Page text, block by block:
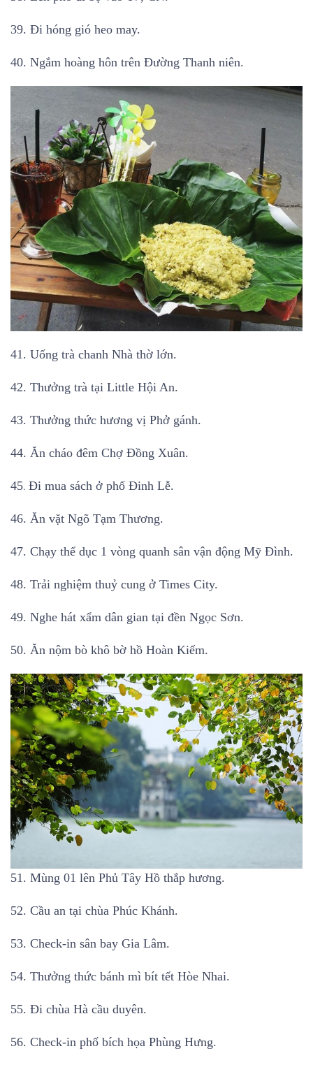
39. Đi hóng gió heo may.
40. Ngắm hoàng hôn trên Đường Thanh niên.
41. Uống trà chanh Nhà thờ lớn.
42. Thưởng trà tại Little Hội An.
43. Thưởng thức hương vị Phở gánh.
44. Ăn cháo đêm Chợ Đồng Xuân.
45. Đi mua sách ở phố Đinh Lễ.
46. Ăn vặt Ngõ Tạm Thương.
47. Chạy thể dục 1 vòng quanh sân vận động Mỹ Đình.
48. Trải nghiệm thuỷ cung ở Times City.
49. Nghe hát xẩm dân gian tại đền Ngọc Sơn.
50. Ăn nộm bò khô bờ hồ Hoàn Kiếm.
51. Mùng 01 lên Phủ Tây Hồ thắp hương.
52. Cầu an tại chùa Phúc Khánh.
53. Check-in sân bay Gia Lâm.
54. Thưởng thức bánh mì bít tết Hòe Nhai.
55. Đi chùa Hà cầu duyên.
56. Check-in phố bích họa Phùng Hưng.